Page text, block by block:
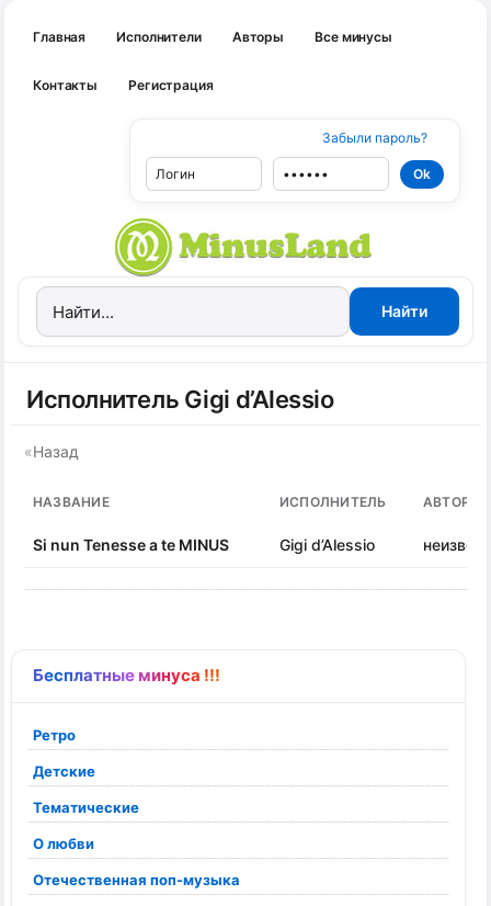
Главная Исполнители Авторы Все минусы
Контакты Регистрация
Забыли пароль?
Бесплатные минуса !!!
Ретро
Детские
Тематические
О любви
Отечественная поп-музыка
Исполнитель Gigi d’Alessio
«Назад
НАЗВАНИЕ ИСПОЛНИТЕЛЬ АВТОР
Si nun Tenesse a te MINUS Gigi d’Alessio